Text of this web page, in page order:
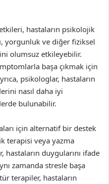
hastaların psikolojik
yorgunluk ve diğer fiziksel
olumsuz etkileyebilir.
başa çıkmak için
psikologlar, hastaların
nasıl daha iyi
bulunabilir.
için alternatif bir destek
terapisi veya yazma
hastaların duygularını ifade
zamanda stresle başa
terapiler, hastaların